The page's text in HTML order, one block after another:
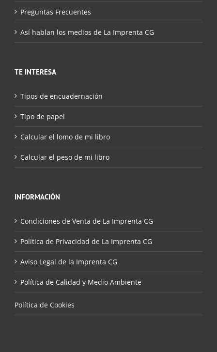
Preguntas Frecuentes
Así hablan los medios de La Imprenta CG
TE INTERESA
Tipos de encuadernación
Tipo de papel
Calcular el lomo de mi libro
Calcular el peso de mi libro
INFORMACIÓN
Condiciones de Venta de La Imprenta CG
Política de Privacidad de La Imprenta CG
Aviso Legal de la Imprenta CG
Política de Calidad y Medio Ambiente
Política de Cookies